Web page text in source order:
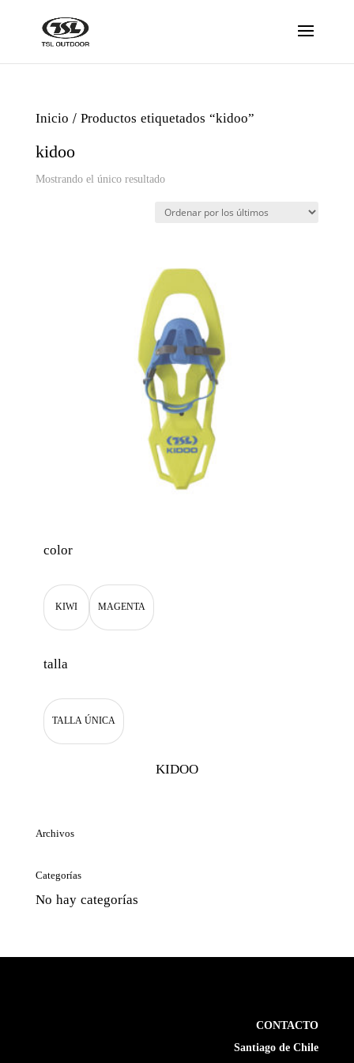
Inicio/ Productos etiquetados “kidoo”
kidoo
Mostrando el único resultado
color
KIWI MAGENTA
talla
TALLA ÚNICA
KIDOO
Archivos
Categorías
No hay categorías
CONTACTO
Santiago de Chile